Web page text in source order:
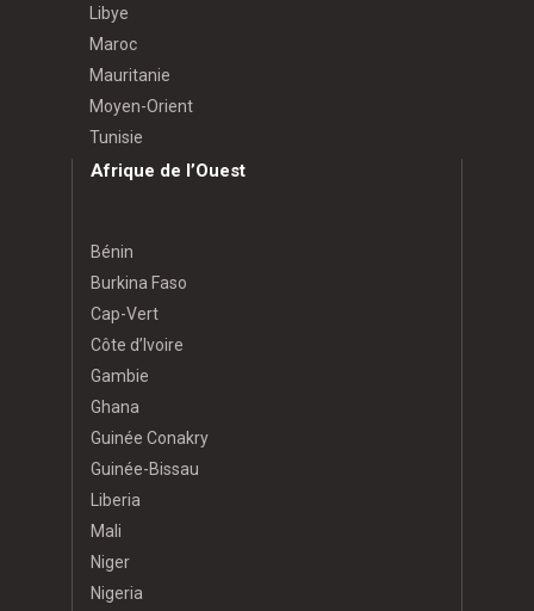
Libye
Maroc
Mauritanie
Moyen-Orient
Tunisie
Afrique de l’Ouest
Bénin
Burkina Faso
Cap-Vert
Côte d’Ivoire
Gambie
Ghana
Guinée Conakry
Guinée-Bissau
Liberia
Mali
Niger
Nigeria